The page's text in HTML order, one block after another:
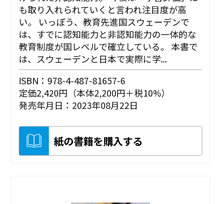
も取り入れられていくと言われ注目度が高
い。 いっぽう、教育先進国スウェーデンで
は、すでに認知能力と非認知能力の一体的な
教育制度が国レベルで確立している。 本書で
は、スウェーデンと日本で実際に学...
ISBN：978-4-487-81657-6
定価2,420円（本体2,200円＋税10%）
発売年月日：2023年08月22日
紙の書籍を購入する